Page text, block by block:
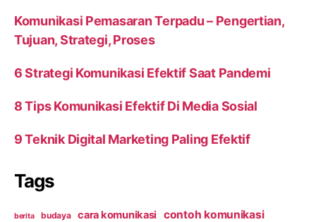
Komunikasi Pemasaran Terpadu – Pengertian,
Tujuan, Strategi, Proses
6 Strategi Komunikasi Efektif Saat Pandemi
8 Tips Komunikasi Efektif Di Media Sosial
9 Teknik Digital Marketing Paling Efektif
Tags
berita budaya cara komunikasi contoh komunikasi